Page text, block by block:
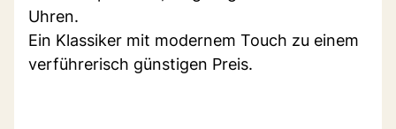
Uhren.
Ein Klassiker mit modernem Touch zu einem
verführerisch günstigen Preis.